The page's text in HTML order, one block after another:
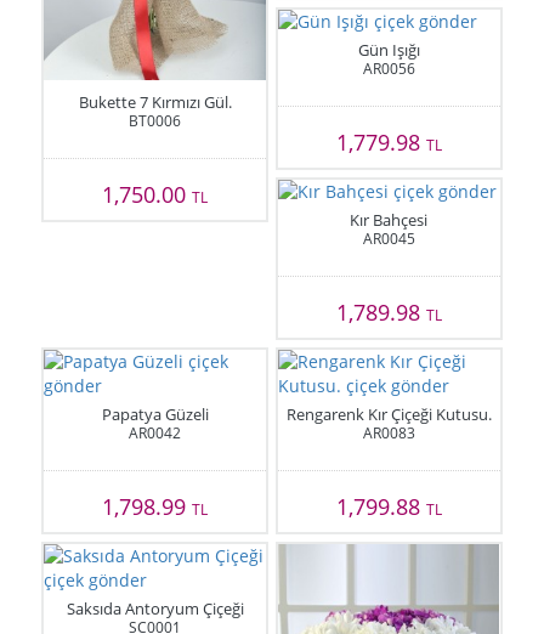
Bukette 7 Kırmızı Gül.
BT0006
1,750.00TL
Gün Işığı
AR0056
1,779.98 TL
Kır Bahçesi
AR0045
1,789.98 TL
Papatya Güzeli
AR0042
1,798.99TL
Rengarenk Kır Çiçeği Kutusu.
AR0083
1,799.88 TL
Saksıda Antoryum Çiçeği
SC0001